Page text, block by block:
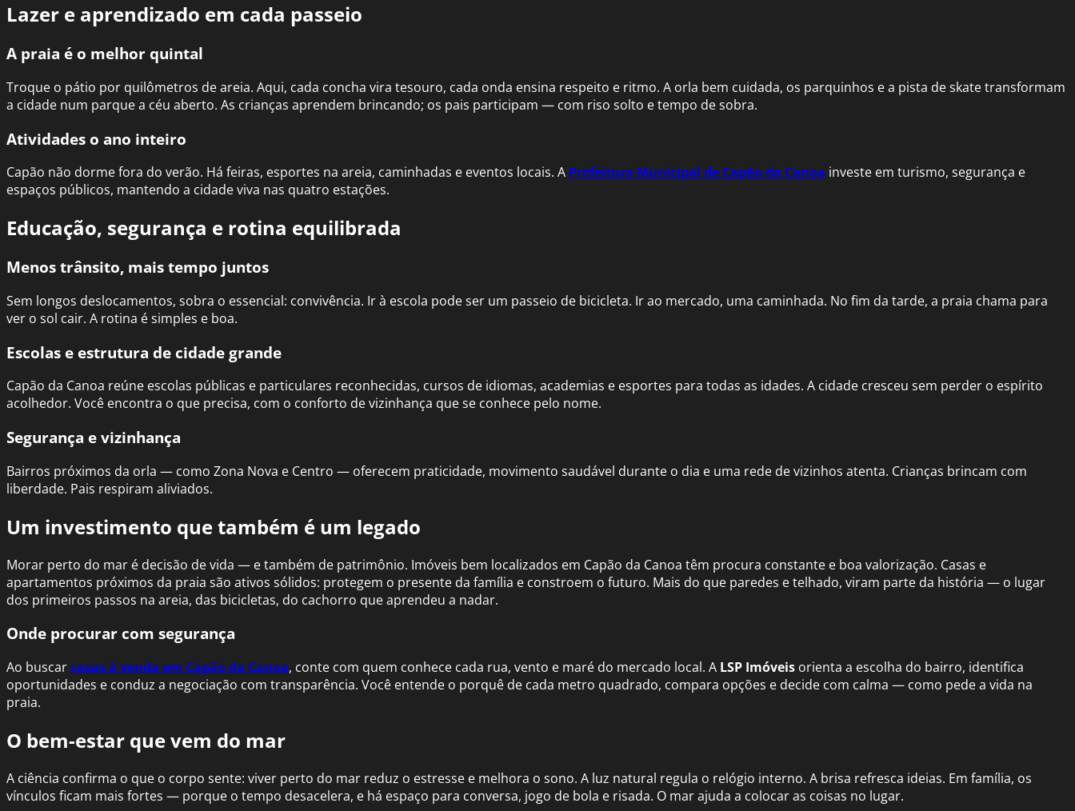
Lazer e aprendizado em cada passeio
A praia é o melhor quintal
Troque o pátio por quilômetros de areia. Aqui, cada concha vira tesouro, cada onda ensina respeito e ritmo. A orla bem cuidada, os parquinhos e a pista de skate transformam
a cidade num parque a céu aberto. As crianças aprendem brincando; os pais participam — com riso solto e tempo de sobra.
Atividades o ano inteiro
Capão não dorme fora do verão. Há feiras, esportes na areia, caminhadas e eventos locais. A Prefeitura Municipal de Capão da Canoa investe em turismo, segurança e
espaços públicos, mantendo a cidade viva nas quatro estações.
Educação, segurança e rotina equilibrada
Menos trânsito, mais tempo juntos
Sem longos deslocamentos, sobra o essencial: convivência. Ir à escola pode ser um passeio de bicicleta. Ir ao mercado, uma caminhada. No fim da tarde, a praia chama para
ver o sol cair. A rotina é simples e boa.
Escolas e estrutura de cidade grande
Capão da Canoa reúne escolas públicas e particulares reconhecidas, cursos de idiomas, academias e esportes para todas as idades. A cidade cresceu sem perder o espírito
acolhedor. Você encontra o que precisa, com o conforto de vizinhança que se conhece pelo nome.
Segurança e vizinhança
Bairros próximos da orla — como Zona Nova e Centro — oferecem praticidade, movimento saudável durante o dia e uma rede de vizinhos atenta. Crianças brincam com
liberdade. Pais respiram aliviados.
Um investimento que também é um legado
Morar perto do mar é decisão de vida — e também de patrimônio. Imóveis bem localizados em Capão da Canoa têm procura constante e boa valorização. Casas e
apartamentos próximos da praia são ativos sólidos: protegem o presente da família e constroem o futuro. Mais do que paredes e telhado, viram parte da história — o lugar
dos primeiros passos na areia, das bicicletas, do cachorro que aprendeu a nadar.
Onde procurar com segurança
Ao buscarcasas à venda em Capão da Canoa, conte com quem conhece cada rua, vento e maré do mercado local. A LSP Imóveis orienta a escolha do bairro, identifica
oportunidades e conduz a negociação com transparência. Você entende o porquê de cada metro quadrado, compara opções e decide com calma — como pede a vida na
praia.
O bem-estar que vem do mar
A ciência confirma o que o corpo sente: viver perto do mar reduz o estresse e melhora o sono. A luz natural regula o relógio interno. A brisa refresca ideias. Em família, os
vínculos ficam mais fortes — porque o tempo desacelera, e há espaço para conversa, jogo de bola e risada. O mar ajuda a colocar as coisas no lugar.